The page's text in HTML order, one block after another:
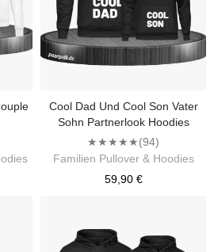
Cool Dad Und Cool Son Vater
Sohn Partnerlook Hoodies
★★★★★(94)
Familien Pullover & Hoodies
59,90 €